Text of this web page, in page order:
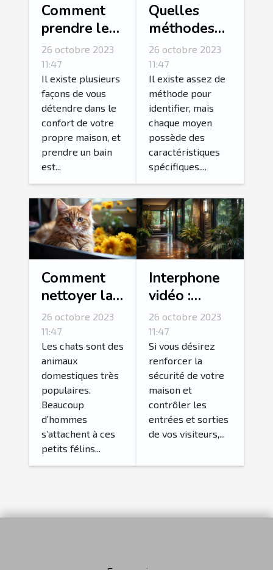
Comment
prendre le
bain le plus
relaxant de
votre vie ?
26 octobre 2023
11:47
Il existe plusieurs
façons de vous
détendre dans le
confort de votre
propre maison, et
prendre un bain
est...
Quelles
méthodes
pour
détecter une
fuite d’eau ?
26 octobre 2023
11:47
Il existe assez de
méthode pour
identifier, mais
chaque moyen
possède des
caractéristiques
spécifiques....
Comment
nettoyer la
litière de
son chat ?
26 octobre 2023
11:47
Les chats sont des
animaux
domestiques très
populaires.
Beaucoup
d’hommes
s’attachent à ces
petits félins...
Interphone
vidéo :
Comment
réussir son
choix ?
26 octobre 2023
11:47
Si vous désirez
renforcer la
sécurité de votre
maison et
contrôler les
entrées et sorties
de vos visiteurs,...